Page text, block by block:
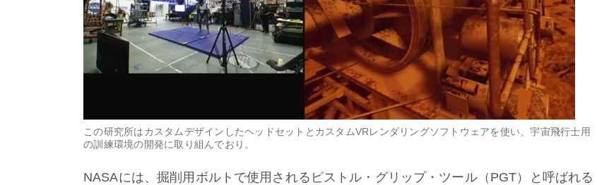
この研究所はカスタムデザインしたヘッドセットとカスタムVRレンダリングソフトウェアを使い、宇宙飛行士用
の訓練環境の開発に取り組んでおり。​
NASAには、掘削用ボルトで使用されるピストル・グリップ・ツール（PGT）と呼ばれる